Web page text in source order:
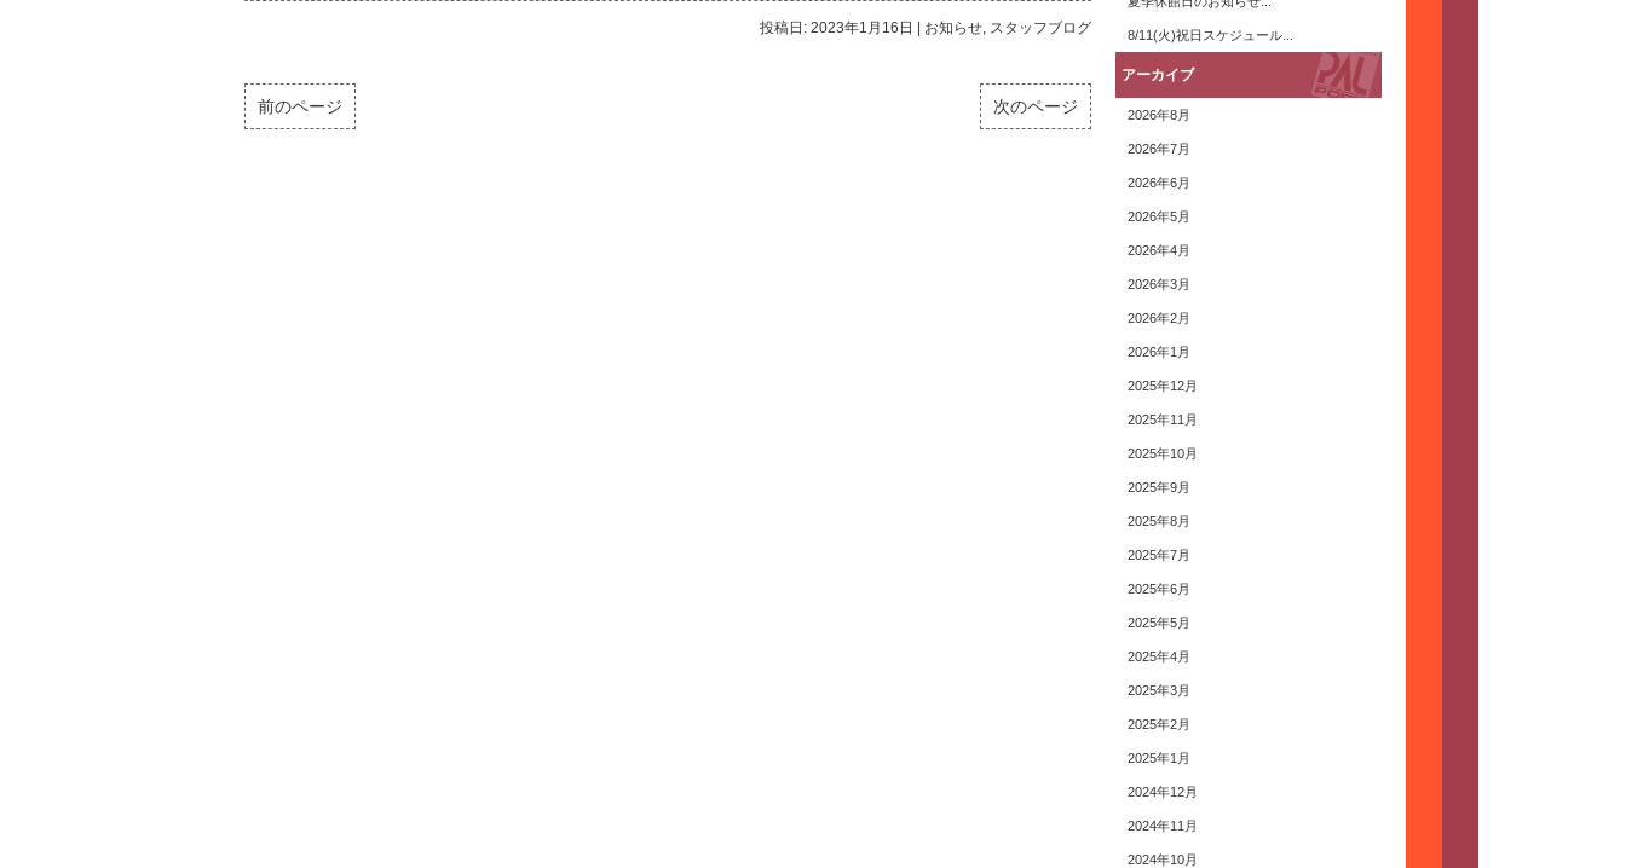
投稿日: 2023年1月16日 お知らせ, スタッフブログ
前のページ 次のページ
8/11(火)祝日スケジュール...
アーカイブ
2026年8月
2026年7月
2026年6月
2026年5月
2026年4月
2026年3月
2026年2月
2026年1月
2025年12月
2025年11月
2025年10月
2025年9月
2025年8月
2025年7月
2025年6月
2025年5月
2025年4月
2025年3月
2025年2月
2025年1月
2024年12月
2024年11月
2024年10月